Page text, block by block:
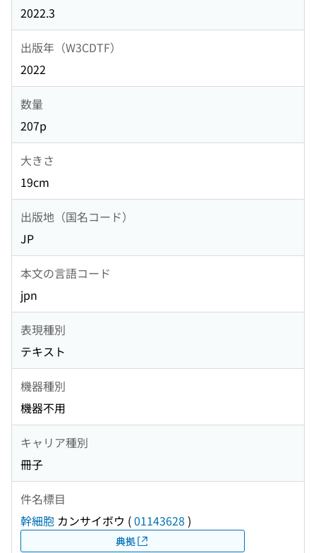
2022.3
出版年（W3CDTF）
2022
数量
207p
大きさ
19cm
出版地（国名コード）
JP
本文の言語コード
jpn
表現種別
テキスト
機器種別
機器不用
キャリア種別
冊子
件名標目
幹細胞 カンサイボウ (01143628 )
典拠